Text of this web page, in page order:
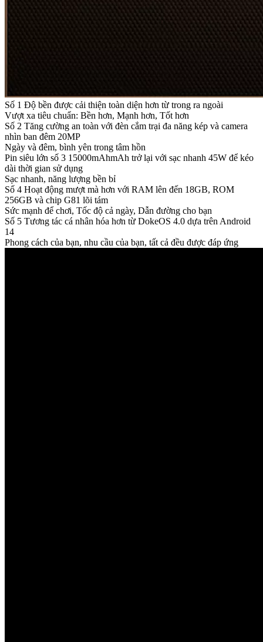
Số 1 Độ bền được cải thiện toàn diện hơn từ trong ra ngoài
Vượt xa tiêu chuẩn: Bền hơn, Mạnh hơn, Tốt hơn
Số 2 Tăng cường an toàn với đèn cắm trại đa năng kép và camera
nhìn ban đêm 20MP
Ngày và đêm, bình yên trong tâm hồn
Pin siêu lớn số 3 15000mAhmAh trở lại với sạc nhanh 45W để kéo
dài thời gian sử dụng
Sạc nhanh, năng lượng bền bỉ
Số 4 Hoạt động mượt mà hơn với RAM lên đến 18GB, ROM
256GB và chip G81 lõi tám
Sức mạnh để chơi, Tốc độ cả ngày, Dẫn đường cho bạn
Số 5 Tương tác cá nhân hóa hơn từ DokeOS 4.0 dựa trên Android
14
Phong cách của bạn, nhu cầu của bạn, tất cả đều được đáp ứng